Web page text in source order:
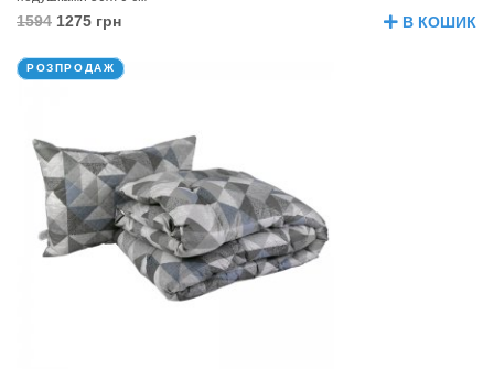
1594 1275 грн В КОШИК
РОЗПРОДАЖ